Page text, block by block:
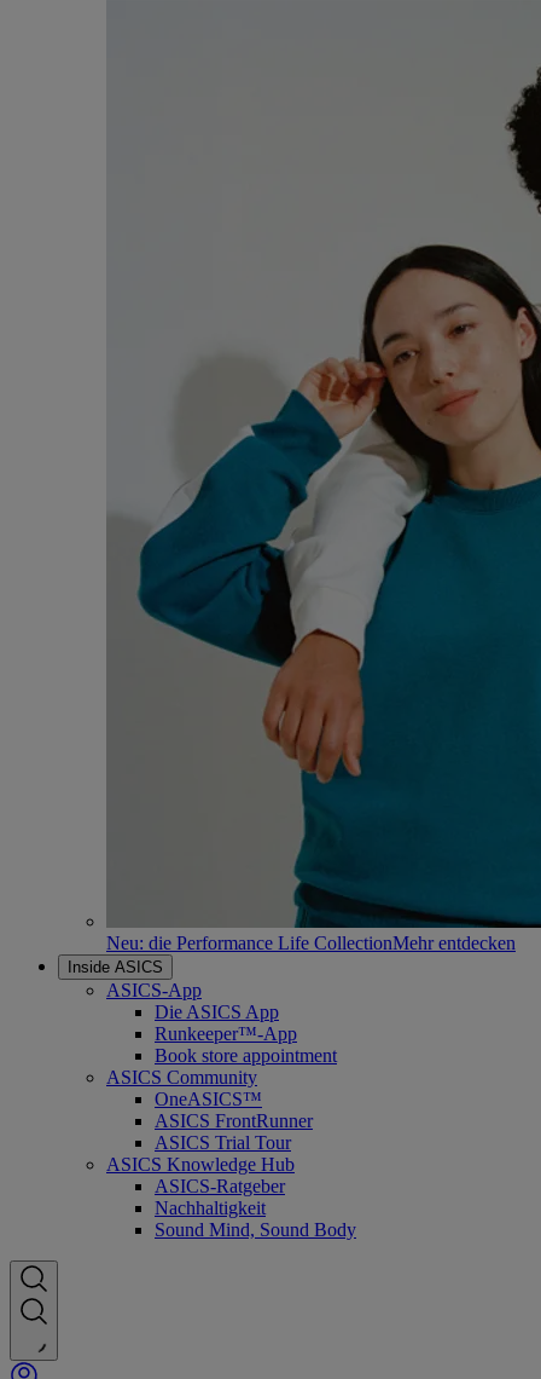
Neu: die Performance Life CollectionMehr entdecken
Inside ASICS
ASICS-App
Die ASICS App
Runkeeper™-App
Book store appointment
ASICS Community
OneASICS™
ASICS FrontRunner
ASICS Trial Tour
ASICS Knowledge Hub
ASICS-Ratgeber
Nachhaltigkeit
Sound Mind, Sound Body